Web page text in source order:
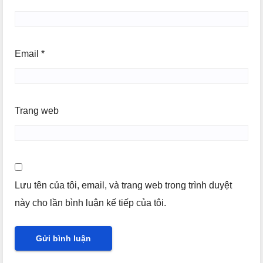
Email *
Trang web
Lưu tên của tôi, email, và trang web trong trình duyệt
này cho lần bình luận kế tiếp của tôi.